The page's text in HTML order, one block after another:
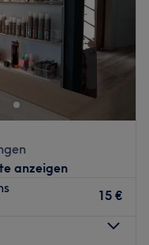
anzeigen
15 €